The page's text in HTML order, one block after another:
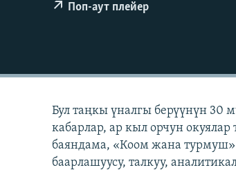
Поп-аут плейер
Бул таңкы үналгы берүүнүн 30
кабарлар, ар кыл орчун
баяндама, «Коом жана турмуш»
баарлашуусу, талкуу,